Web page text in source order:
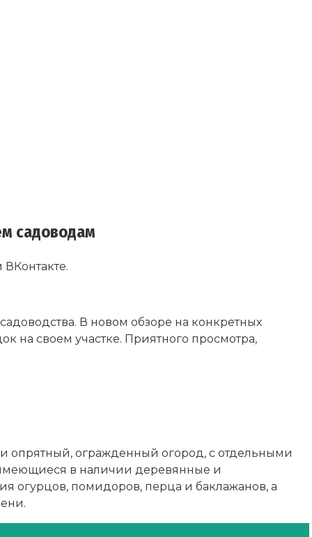
садоводам
В новом обзоре на конкретных
на своем участке. Приятного просмотра,
опрятный, огражденный огород, с отдельными
имеющиеся в наличии деревянные и
огурцов, помидоров, перца и баклажанов, а